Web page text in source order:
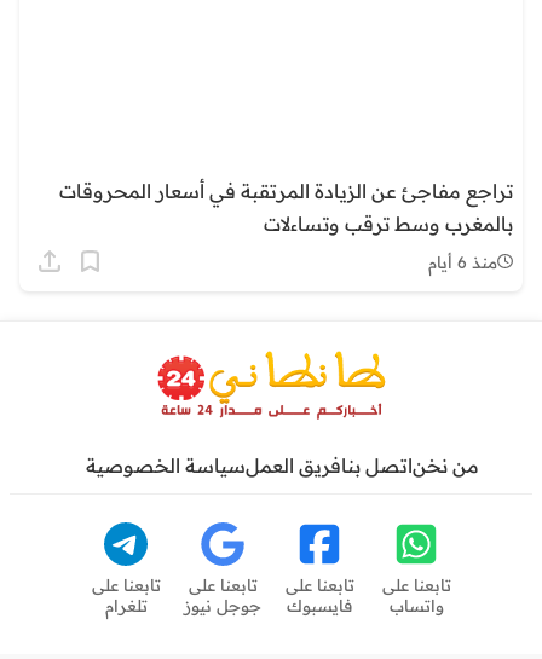
تراجع مفاجئ عن الزيادة المرتقبة في أسعار المحروقات
بالمغرب وسط ترقب وتساءلات
منذ 6 أيام
من نخناتصل بنافريق العملسياسة الخصوصية
تابعنا على
واتساب
تابعنا على
فايسبوك
تابعنا على
جوجل نيوز
تابعنا على
تلغرام